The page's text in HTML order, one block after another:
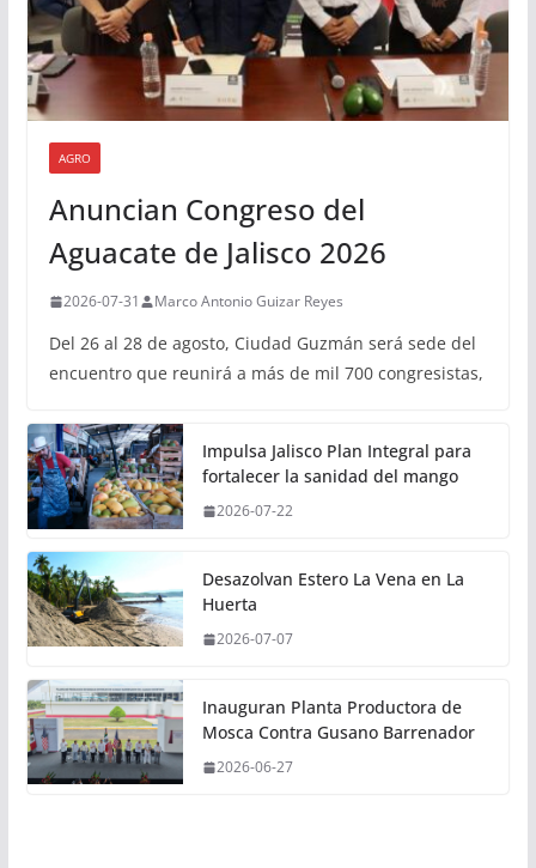
AGRO
Anuncian Congreso del
Aguacate de Jalisco 2026
2026-07-31 Marco Antonio Guizar Reyes
Del 26 al 28 de agosto, Ciudad Guzmán será sede del
encuentro que reunirá a más de mil 700 congresistas,
Impulsa Jalisco Plan Integral para
fortalecer la sanidad del mango
2026-07-22
Desazolvan Estero La Vena en La
Huerta
2026-07-07
Inauguran Planta Productora de
Mosca Contra Gusano Barrenador
2026-06-27